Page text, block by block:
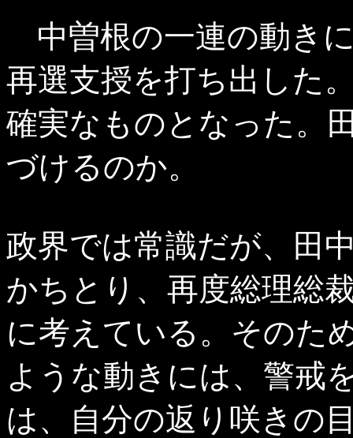
中曽根の一連の動き
再選支授を打ち出した
確実なものとなった。
づけるのか。
政界では常識だが、田
かちとり、再度総理総
に考えている。そのた
ような動きには、警戒
は、自分の返り咲きの